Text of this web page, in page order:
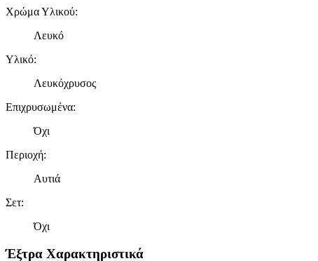
Χρώμα Υλικού:
Λευκό
Υλικό:
Λευκόχρυσος
Επιχρυσωμένα:
Όχι
Περιοχή:
Αυτιά
Σετ:
Όχι
Έξτρα Χαρακτηριστικά